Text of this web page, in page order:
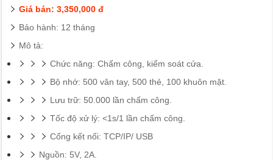
Giá bán: 3,350,000 đ
Bảo hành: 12 tháng
Mô tả:
Chức năng: Chấm công, kiểm soát cửa.
Bộ nhớ: 500 vân tay, 500 thẻ, 100 khuôn mặt.
Lưu trữ: 50.000 lần chấm công.
Tốc độ xử lý: <1s/1 lần chấm công.
Cổng kết nối: TCP/IP/ USB
Nguồn: 5V, 2A.